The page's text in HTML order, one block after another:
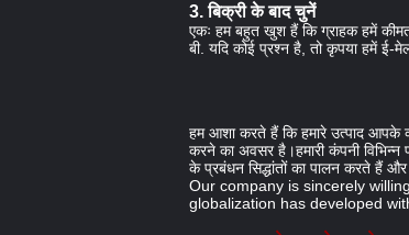
3. बिक्री के बाद चुनें
एकः हम बहुत खुश हैं कि ग्राहक हमें
बी. यदि कोई प्रश्न है, तो कृपया हमें ई-
हम आशा करते हैं कि हमारे उत्पाद आपके
करने का अवसर है।हमारी कंपनी
के प्रबंधन सिद्धांतों का पालन करते हैं
Our company is sincerely
globalization has developed